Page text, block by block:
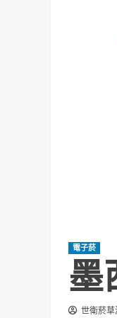
電子菸
墨
世衛菸草